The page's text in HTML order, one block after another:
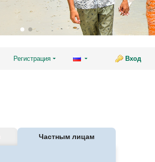
Регистрация Вход
Частным лицам